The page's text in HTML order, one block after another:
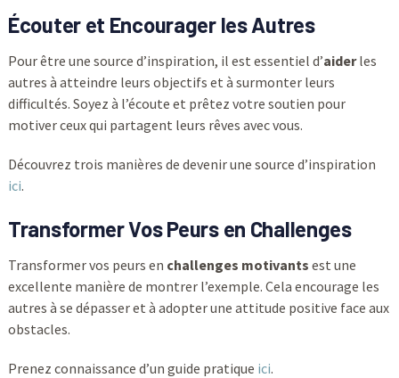
Écouter et Encourager les Autres
Pour être une source d’inspiration, il est essentiel d’aiderles
autres à atteindre leurs objectifs et à surmonter leurs
difficultés. Soyez à l’écoute et prêtez votre soutien pour
motiver ceux qui partagent leurs rêves avec vous.
Découvrez trois manières de devenir une source d’inspiration
ici.
Transformer Vos Peurs en Challenges
Transformer vos peurs en challenges motivants est une
excellente manière de montrer l’exemple. Cela encourage les
autres à se dépasser et à adopter une attitude positive face aux
obstacles.
Prenez connaissance d’un guide pratique ici.